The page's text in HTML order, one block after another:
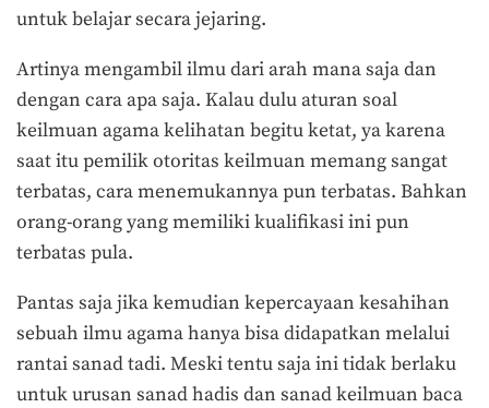
untuk belajar secara jejaring.
Artinya mengambil ilmu dari arah mana saja dan
dengan cara apa saja. Kalau dulu aturan soal
keilmuan agama kelihatan begitu ketat, ya karena
saat itu pemilik otoritas keilmuan memang sangat
terbatas, cara menemukannya pun terbatas. Bahkan
orang-orang yang memiliki kualifikasi ini pun
terbatas pula.
Pantas saja jika kemudian kepercayaan kesahihan
sebuah ilmu agama hanya bisa didapatkan melalui
rantai sanad tadi. Meski tentu saja ini tidak berlaku
untuk urusan sanad hadis dan sanad keilmuan baca